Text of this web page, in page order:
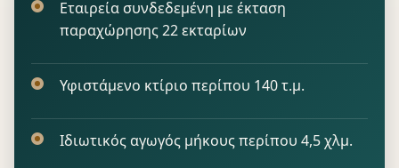
Εταιρεία συνδεδεμένη με έκταση
παραχώρησης 22 εκταρίων
Υφιστάμενο κτίριο περίπου 140 τ.μ.
Ιδιωτικός αγωγός μήκους περίπου 4,5 χλμ.